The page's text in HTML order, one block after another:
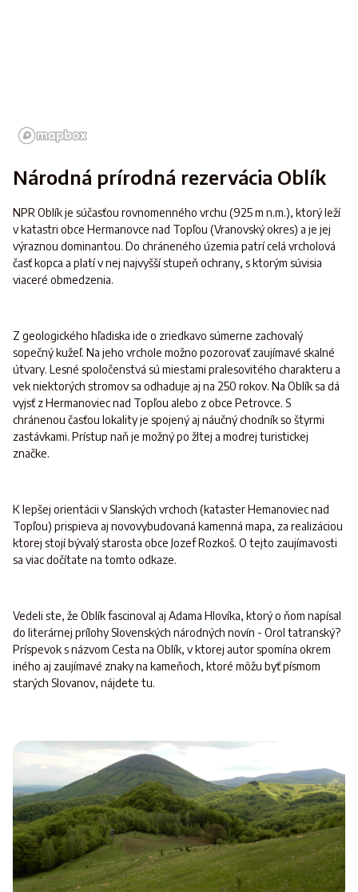
Národná prírodná rezervácia Oblík
NPR Oblík je súčasťou rovnomenného vrchu (925 m n.m.), ktorý leží
v katastri obce Hermanovce nad Topľou (Vranovský okres) a je jej
výraznou dominantou. Do chráneného územia patrí celá vrcholová
časť kopca a platí v nej najvyšší stupeň ochrany, s ktorým súvisia
viaceré obmedzenia.
Z geologického hľadiska ide o zriedkavo súmerne zachovalý
sopečný kužeľ. Na jeho vrchole možno pozorovať zaujímavé skalné
útvary. Lesné spoločenstvá sú miestami pralesovitého charakteru a
vek niektorých stromov sa odhaduje aj na 250 rokov. Na Oblík sa dá
vyjsť z Hermanoviec nad Topľou alebo z obce Petrovce. S
chránenou časťou lokality je spojený aj náučný chodník so štyrmi
zastávkami. Prístup naň je možný po žltej a modrej turistickej
značke.
K lepšej orientácii v Slanských vrchoch (kataster Hemanoviec nad
Topľou) prispieva aj novovybudovaná kamenná mapa, za realizáciou
ktorej stojí bývalý starosta obce Jozef Rozkoš. O tejto zaujímavosti
sa viac dočítate na tomto odkaze.
Vedeli ste, že Oblík fascinoval aj Adama Hlovíka, ktorý o ňom napísal
do literárnej prílohy Slovenských národných novín - Orol tatranský?
Príspevok s názvom Cesta na Oblík, v ktorej autor spomína okrem
iného aj zaujímavé znaky na kameňoch, ktoré môžu byť písmom
starých Slovanov, nájdete tu.